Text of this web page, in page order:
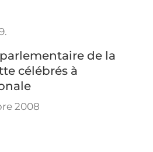
.
parlementaire de la
célébrés à
2008